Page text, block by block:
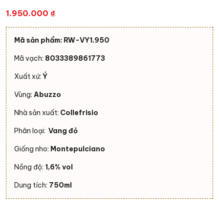
1.950.000 ₫
Mã sản phẩm: RW-VY1.950
Mã vạch: 8033389861773
Xuất xứ: Ý
Vùng: Abuzzo
Nhà sản xuất: Collefrisio
Phân loại: Vang đỏ
Giống nho: Montepulciano
Nồng độ: 1,6% vol
Dung tích: 750ml